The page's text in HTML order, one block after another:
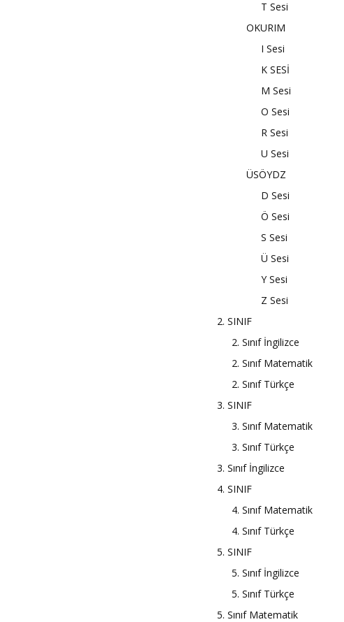
T Sesi
OKURIM
I Sesi
K SESİ
M Sesi
O Sesi
R Sesi
U Sesi
ÜSÖYDZ
D Sesi
Ö Sesi
S Sesi
Ü Sesi
Y Sesi
Z Sesi
2. SINIF
2. Sınıf İngilizce
2. Sınıf Matematik
2. Sınıf Türkçe
3. SINIF
3. Sınıf Matematik
3. Sınıf Türkçe
3. Sınıf İngilizce
4. SINIF
4. Sınıf Matematik
4. Sınıf Türkçe
5. SINIF
5. Sınıf İngilizce
5. Sınıf Türkçe
5. Sınıf Matematik